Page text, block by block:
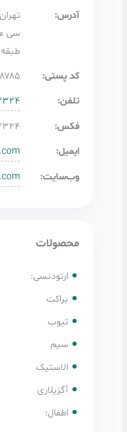
میدان رسالت- خیابان هنگام-
https://